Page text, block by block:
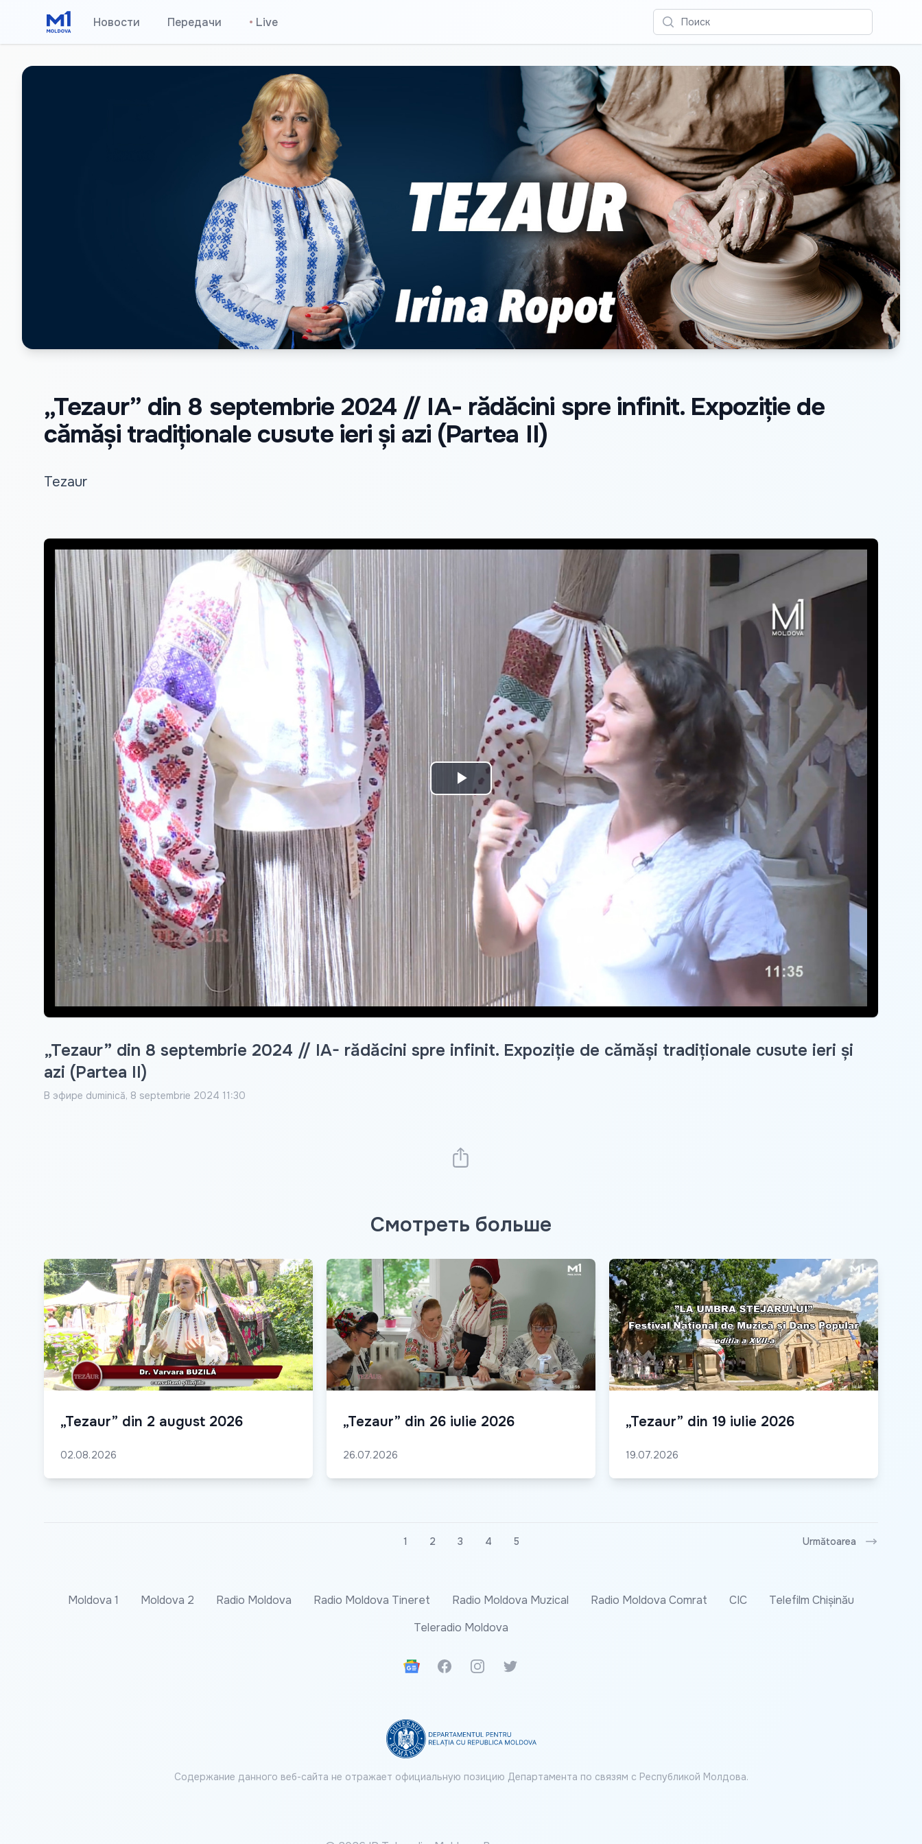
Новости Передачи • Live Поиск
„Tezaur” din 8 septembrie 2024 // IA- rădăcini spre infinit. Expoziție de
cămăși tradiționale cusute ieri și azi (Partea II)
Tezaur
Play
Video
„Tezaur” din 8 septembrie 2024 // IA- rădăcini spre infinit. Expoziție de cămăși tradiționale cusute ieri și
azi (Partea II)
В эфире duminică, 8 septembrie 2024 11:30
Смотреть больше
„Tezaur” din 2 august 2026
02.08.2026
„Tezaur” din 26 iulie 2026
26.07.2026
„Tezaur” din 19 iulie 2026
19.07.2026
1 2 3 4 5 Următoarea
Moldova 1 Moldova 2 Radio Moldova Radio Moldova Tineret Radio Moldova Muzical Radio Moldova Comrat CIC
Telefilm Chișinău
Teleradio Moldova
Google News
FacebookInstagramTwitter
Содержание данного веб-сайта не отражает официальную позицию Департамента по связям с Республикой Молдова.